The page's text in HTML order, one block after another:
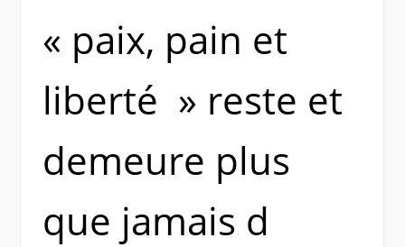
« paix, pain et
liberté » reste et
demeure plus
que jamais d